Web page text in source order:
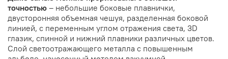
точностью – небольшие боковые плавнички,
двусторонняя объемная чешуя, разделенная боковой
линией, с переменным углом отражения света, 3D
глазик, спинной и нижний плавники различных цветов.
Слой светоотражающего металла с повышенным